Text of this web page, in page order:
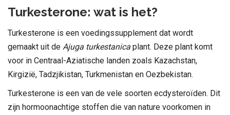
Turkesterone: wat is het?
Turkesterone is een voedingssupplement dat wordt
gemaakt uit de Ajuga turkestanica plant. Deze plant komt
voor in Centraal-Aziatische landen zoals Kazachstan,
Kirgizië, Tadzjikistan, Turkmenistan en Oezbekistan.
Turkesterone is een van de vele soorten ecdysteroïden. Dit
zijn hormoonachtige stoffen die van nature voorkomen in